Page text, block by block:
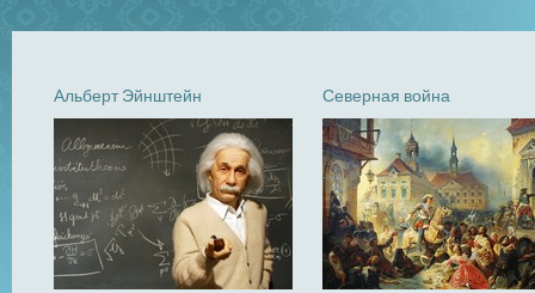
Альберт Эйнштейн Северная война